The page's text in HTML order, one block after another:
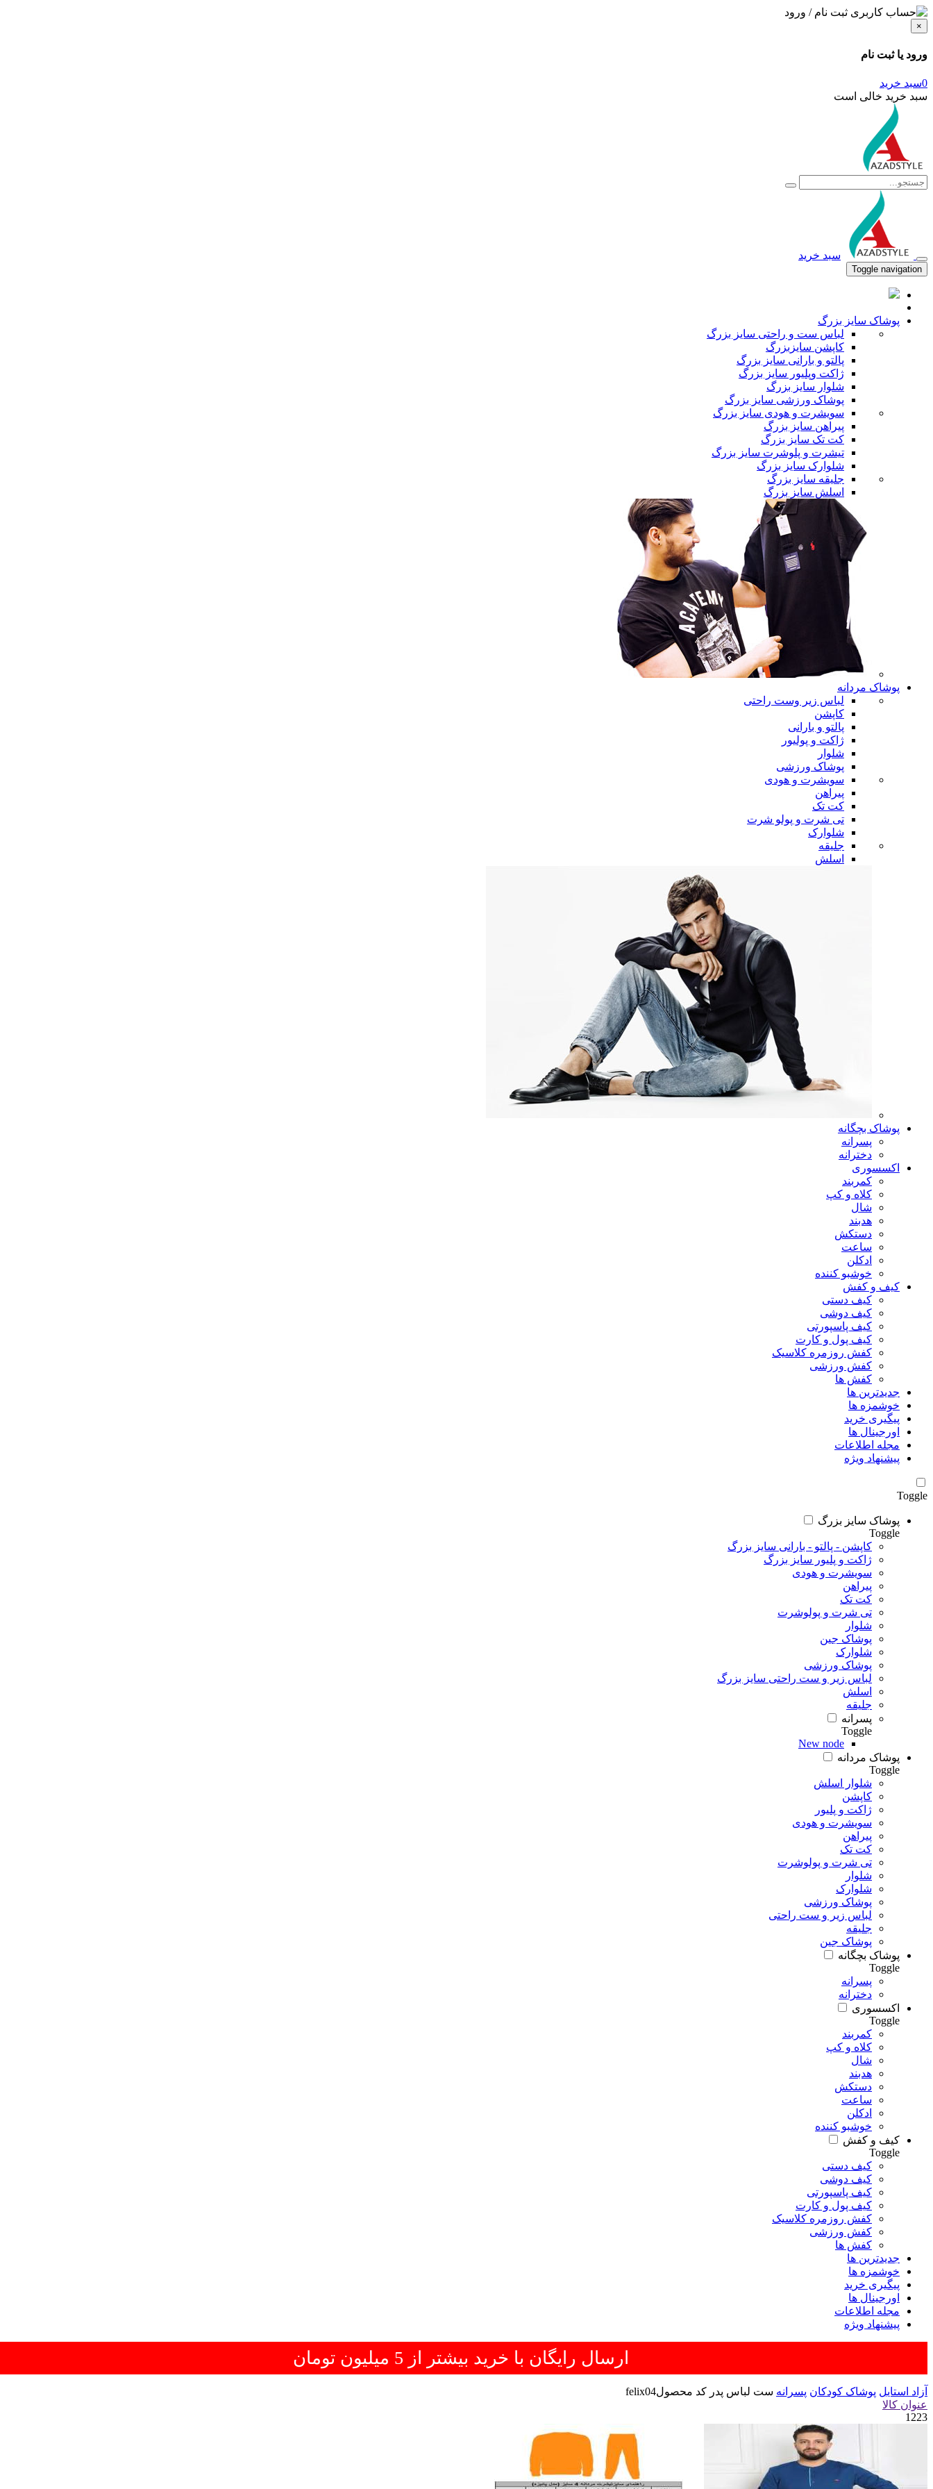
ثبت نام / ورود
×
ورود یا ثبت نام
0سبد خرید
سبد خرید خالی است
سبد خرید
Toggle navigation
پوشاک سایز بزرگ
لباس ست و راحتی سایز بزرگ
کاپشن سایزبزرگ
پالتو و بارانی سایز بزرگ
ژاکت وپلیور سایز بزرگ
شلوار سایز بزرگ
پوشاک ورزشی سایز بزرگ
سویشرت و هودی سایز بزرگ
پیراهن سایز بزرگ
کت تک سایز بزرگ
تیشرت و پلوشرت سایز بزرگ
شلوارک سایز بزرگ
جلیقه سایز بزرگ
اسلش سایز بزرگ
پوشاک مردانه
لباس زیر وست راحتی
کاپشن
پالتو و بارانی
ژاکت و پولیور
شلوار
پوشاک ورزشی
سویشرت و هودی
پیراهن
کت تک
تی شرت و پولو شرت
شلوارک
جلیقه
اسلش
پوشاک بچگانه
پسرانه
دخترانه
اکسسوری
کمربند
کلاه و کپ
شال
هدبند
دستکش
ساعت
ادکلن
خوشبو کننده
کیف و کفش
کیف دستی
کیف دوشی
کیف پاسپورتی
کیف پول و کارت
کفش روزمره کلاسیک
کفش ورزشی
کفش ها
جدیدترین ها
خوشمزه ها
پیگیری خرید
اورجینال ها
مجله اطلاعات
پیشنهاد ویژه
Toggle
پوشاک سایز بزرگ
Toggle
کاپشن - پالتو - بارانی سایز بزرگ
ژاکت و پلیور سایز بزرگ
سویشرت و هودی
پیراهن
کت تک
تی شرت و پولوشرت
شلوار
پوشاک جین
شلوارک
پوشاک ورزشی
لباس زیر و ست راحتی سایز بزرگ
اسلش
جلیقه
پسرانه
Toggle
New node
پوشاک مردانه
Toggle
شلوار اسلش
کاپشن
ژاکت و پلیور
سویشرت و هودی
پیراهن
کت تک
تی شرت و پولوشرت
شلوار
شلوارک
پوشاک ورزشی
لباس زیر و ست راحتی
جلیقه
پوشاک جین
پوشاک بچگانه
Toggle
پسرانه
دخترانه
اکسسوری
Toggle
کمربند
کلاه و کپ
شال
هدبند
دستکش
ساعت
ادکلن
خوشبو کننده
کیف و کفش
Toggle
کیف دستی
کیف دوشی
کیف پاسپورتی
کیف پول و کارت
کفش روزمره کلاسیک
کفش ورزشی
کفش ها
جدیدترین ها
خوشمزه ها
پیگیری خرید
اورجینال ها
مجله اطلاعات
پیشنهاد ویژه
آزاد استایل پوشاک کودکان پسرانه ست لباس پدر کد محصولfelix04
عنوان کالا
1223